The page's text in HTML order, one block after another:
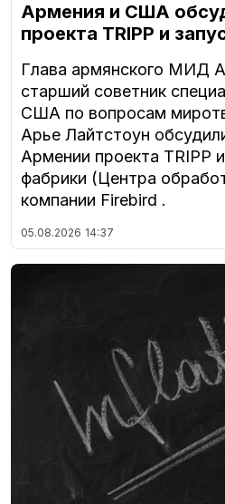
Армения и США
проекта TRIPP и
Глава армянского МИД
старший советник
США по вопросам
Арье Лайтстоун
Армении проекта TRIPP
фабрики (Центра
компании Firebird .
05.08.2026 14:37